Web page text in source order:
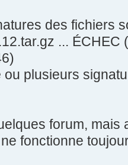
des fichiers
... ÉCHEC
plusieurs
forum, mais
fonctionne